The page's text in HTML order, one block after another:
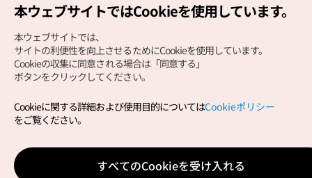
Copyright (c) Korea Tourism Organization All Rights
サイトエラー報告公式メール
japanese@knto.or.kr
本ウェブサイトではCookieを使用しています。
本ウェブサイトでは、
サイトの利便性を向上させるためにCookieを使用しています。
Cookieの収集に同意される場合は「同意する」
ボタンをクリックしてください。
Cookieに関する詳細および使用目的についてはCookieポリシー
をご覧ください。
すべてのCookieを受け入れる